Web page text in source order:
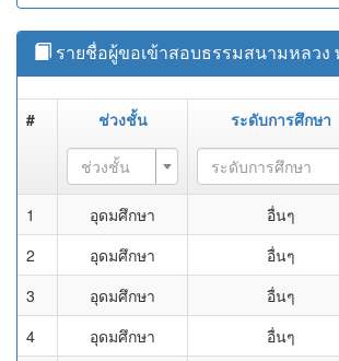
รายชื่อผู้ขอเข้าสอบธรรมสนามหลว
# ช่วงชั้น ระดับการศึกษา
ช่วงชั้น ระดับการศึกษา
1 อุดมศึกษา อื่นๆ
2
อุดมศึกษา อื่นๆ
3
อุดมศึกษา อื่นๆ
4
อุดมศึกษา อื่นๆ